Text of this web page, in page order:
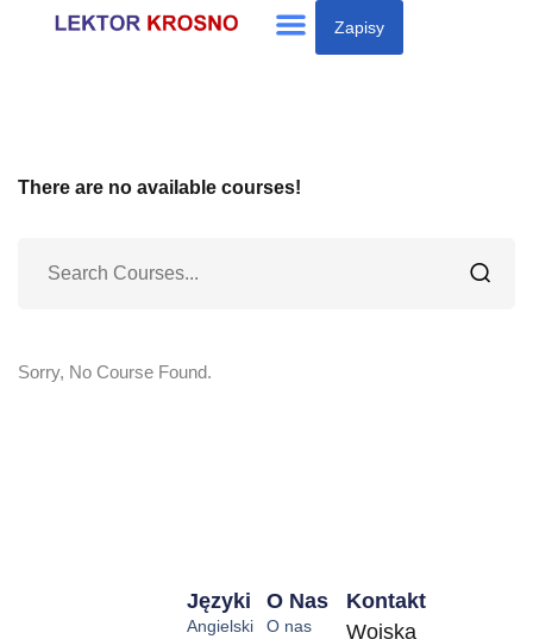
Zapisy
There are no available courses!
Sorry, No Course Found.
O Nas
O nas
Języki
Angielski
Kontakt
Wojska
Sign up
Already have an account? Sign in